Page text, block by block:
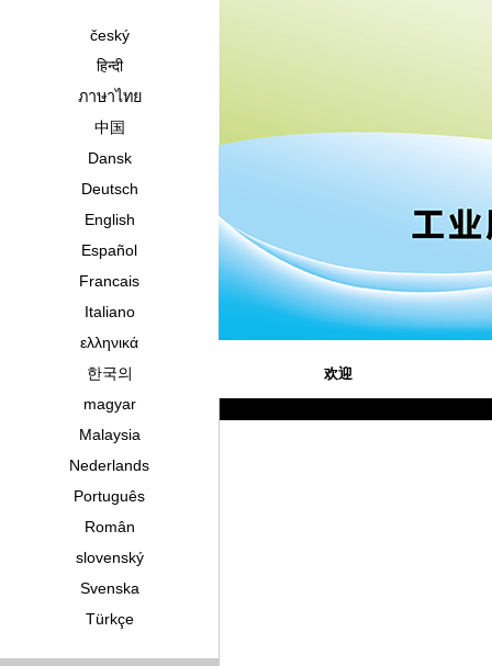
český
हिन्दी
ภาษาไทย
中国
Dansk
Deutsch
English
Español
Francais
Italiano
ελληνικά
한국의
magyar
Malaysia
Nederlands
Português
Român
slovenský
Svenska
Türkçe
欢迎